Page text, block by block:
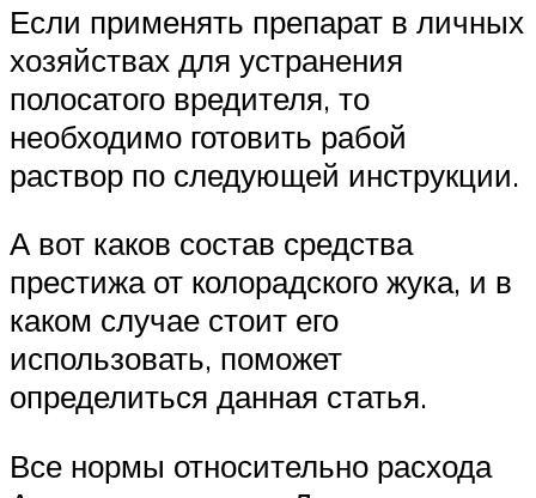
Если применять препарат в личных
хозяйствах для устранения
полосатого вредителя, то
необходимо готовить рабой
раствор по следующей инструкции.
А вот каков состав средства
престижа от колорадского жука, и в
каком случае стоит его
использовать, поможет
определиться данная статья.
Все нормы относительно расхода